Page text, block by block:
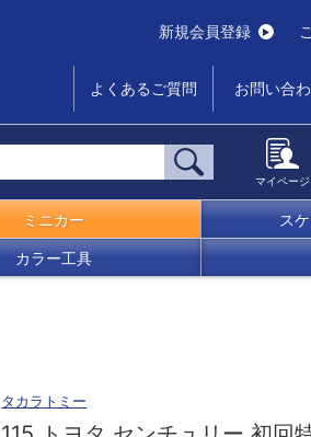
新規会員登録
よくあるご質問 お問い合
マイページ
ミニカー ス
カラー工具
タカラトミー